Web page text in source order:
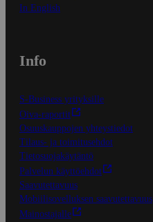
In English
Info
S-Business yrityksille
Oiva-raportit
Osuuskauppojen yhteystiedot
Tilaus- ja toimitusehdot
Tietosuojakäytäntö
Palvelun käyttöehdot
Saavutettavuus
Mobiilisovelluksen saavutettavuus
Mainostajalle